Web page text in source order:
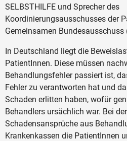
SELBSTHILFE und Sprecher des
Koordinierungsausschusses der
Gemeinsamen Bundesausschuss
In Deutschland liegt die
PatientInnen. Diese müssen
Behandlungsfehler passiert ist,
Fehler zu verantworten hat und
Schaden erlitten haben, wofür
Behandlers ursächlich war. Bei
Schadensansprüche aus
Krankenkassen die PatientInnen